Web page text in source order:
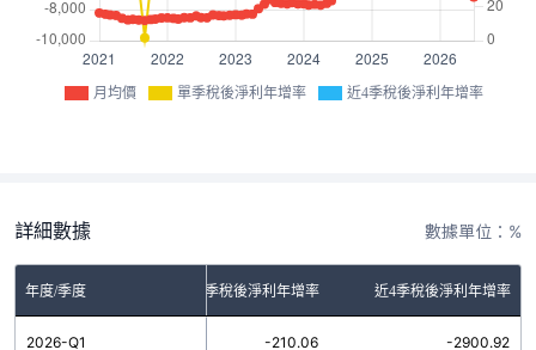
月均價 單季稅後淨利年增率 近4季稅後淨利年增率
詳細數據 數據單位：%
年度/季度 單季稅後淨利年增率 近4季稅後淨利年增率
2026-Q1 -210.06 -2900.92